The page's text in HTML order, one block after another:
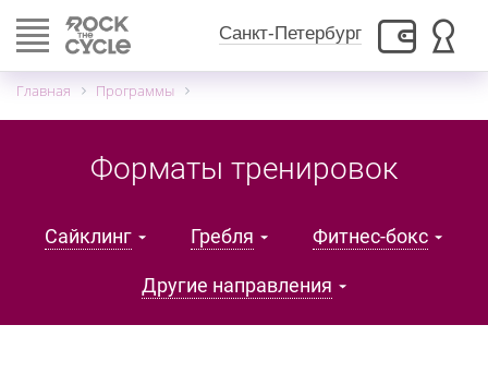
Санкт-Петербург
Toggle
navigation
Главная Программы
Форматы тренировок
Сайклинг Гребля Фитнес-бокс
Другие направления